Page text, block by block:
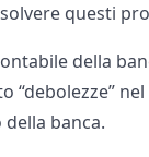
questi
della
“debolezze”
banca.